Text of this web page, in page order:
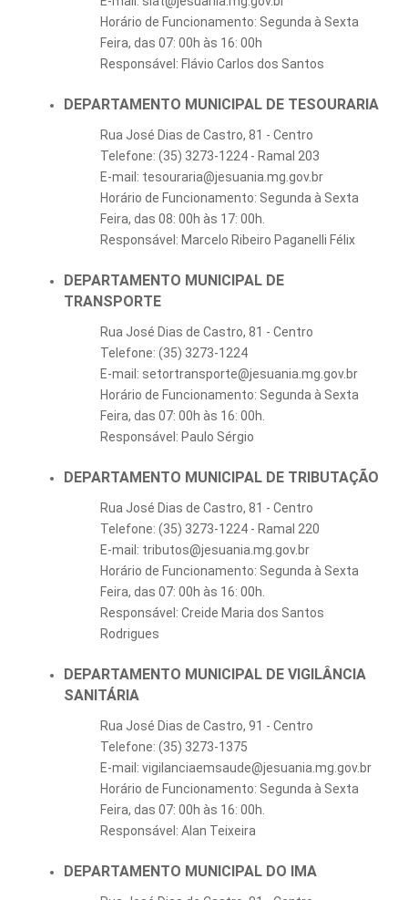
Horário de Funcionamento: Segunda à Sexta
Feira, das 07: 00h às 16: 00h
Responsável: Flávio Carlos dos Santos
DEPARTAMENTO MUNICIPAL DE TESOURARIA
Rua José Dias de Castro, 81 - Centro
Telefone: (35) 3273-1224 - Ramal 203
E-mail: tesouraria@jesuania.mg.gov.br
Horário de Funcionamento: Segunda à Sexta
Feira, das 08: 00h às 17: 00h.
Responsável: Marcelo Ribeiro Paganelli Félix
DEPARTAMENTO MUNICIPAL DE
TRANSPORTE
Rua José Dias de Castro, 81 - Centro
Telefone: (35) 3273-1224
E-mail: setortransporte@jesuania.mg.gov.br
Horário de Funcionamento: Segunda à Sexta
Feira, das 07: 00h às 16: 00h.
Responsável: Paulo Sérgio
DEPARTAMENTO MUNICIPAL DE TRIBUTAÇÃO
Rua José Dias de Castro, 81 - Centro
Telefone: (35) 3273-1224 - Ramal 220
E-mail: tributos@jesuania.mg.gov.br
Horário de Funcionamento: Segunda à Sexta
Feira, das 07: 00h às 16: 00h.
Responsável: Creide Maria dos Santos
Rodrigues
DEPARTAMENTO MUNICIPAL DE VIGILÂNCIA
SANITÁRIA
Rua José Dias de Castro, 91 - Centro
Telefone: (35) 3273-1375
E-mail: vigilanciaemsaude@jesuania.mg.gov.br
Horário de Funcionamento: Segunda à Sexta
Feira, das 07: 00h às 16: 00h.
Responsável: Alan Teixeira
DEPARTAMENTO MUNICIPAL DO IMA